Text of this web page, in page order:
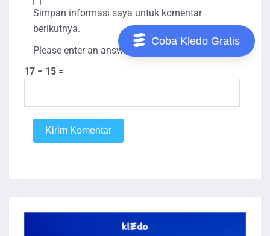
Simpan informasi saya untuk komentar
berikutnya.
Please enter an answer in digits:
17 − 15 =
Kirim Komentar
Coba Kledo Gratis